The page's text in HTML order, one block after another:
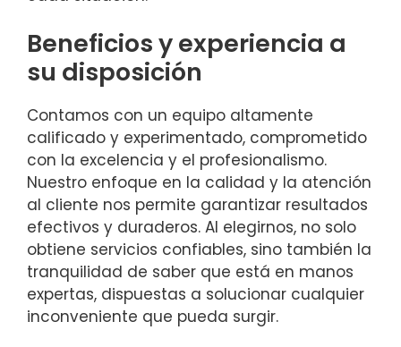
Beneficios y experiencia a
su disposición
Contamos con un equipo altamente
calificado y experimentado, comprometido
con la excelencia y el profesionalismo.
Nuestro enfoque en la calidad y la atención
al cliente nos permite garantizar resultados
efectivos y duraderos. Al elegirnos, no solo
obtiene servicios confiables, sino también la
tranquilidad de saber que está en manos
expertas, dispuestas a solucionar cualquier
inconveniente que pueda surgir.